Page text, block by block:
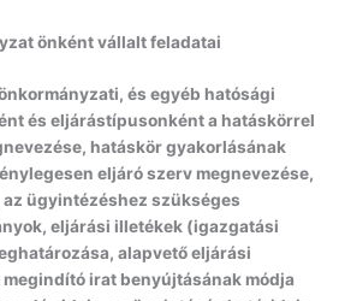
önként vállalt feladatai
és egyéb hatósági
és eljárástípusonként a hatáskörrel
hatáskör gyakorlásának
eljáró szerv megnevezése,
ügyintézéshez szükséges
eljárási illetékek (igazgatási
alapvető eljárási
irat benyújtásának módja